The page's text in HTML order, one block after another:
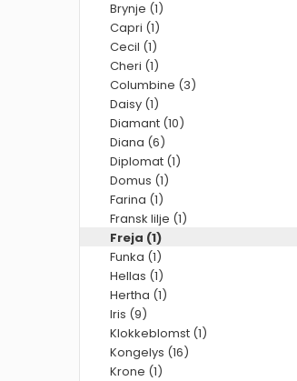
Brynje (1)
Capri (1)
Cecil (1)
Cheri (1)
Columbine (3)
Daisy (1)
Diamant (10)
Diana (6)
Diplomat (1)
Domus (1)
Farina (1)
Fransk lilje (1)
Freja (1)
Funka (1)
Hellas (1)
Hertha (1)
Iris (9)
Klokkeblomst (1)
Kongelys (16)
Krone (1)